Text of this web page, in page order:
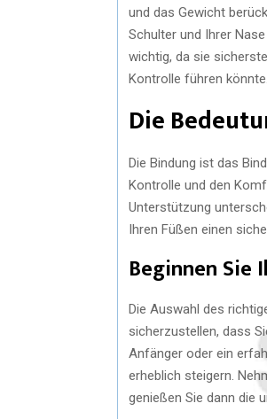
und das Gewicht
Schulter und Ihrer
wichtig, da sie
Kontrolle führen könnte.
Die
Die Bindung ist das
Kontrolle und den
Unterstützung
Ihren Füßen einen
Beginnen Sie
Die Auswahl des
sicherzustellen, dass
Anfänger oder ein
erheblich steigern.
genießen Sie dann die